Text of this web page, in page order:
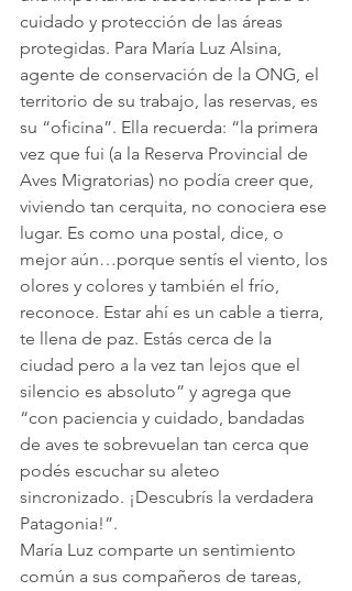
cuidado y protección de las áreas
protegidas. Para María Luz Alsina,
agente de conservación de la ONG, el
territorio de su trabajo, las reservas, es
su “oficina”. Ella recuerda: “la primera
vez que fui (a la Reserva Provincial de
Aves Migratorias) no podía creer que,
viviendo tan cerquita, no conociera ese
lugar. Es como una postal, dice, o
mejor aún…porque sentís el viento, los
olores y colores y también el frío,
reconoce. Estar ahí es un cable a tierra,
te llena de paz. Estás cerca de la
ciudad pero a la vez tan lejos que el
silencio es absoluto” y agrega que
“con paciencia y cuidado, bandadas
de aves te sobrevuelan tan cerca que
podés escuchar su aleteo
sincronizado. ¡Descubrís la verdadera
Patagonia!”.
María Luz comparte un sentimiento
común a sus compañeros de tareas,